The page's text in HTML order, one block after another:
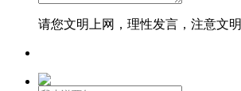
请您文明上网，理性发言，注意文